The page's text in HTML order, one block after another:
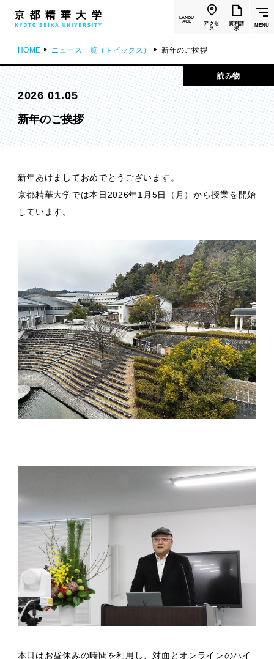
LANGU
AGE
アクセ
ス
資料請
求
MENU
HOME ニュース一覧（トピックス） 新年のご挨拶
読み物
2026 01.05
新年のご挨拶
新年あけましておめでとうございます。
京都精華大学では本日2026年1月5日（月）から授業を開始
しています。
本日はお昼休みの時間を利用し、対面とオンラインのハイ